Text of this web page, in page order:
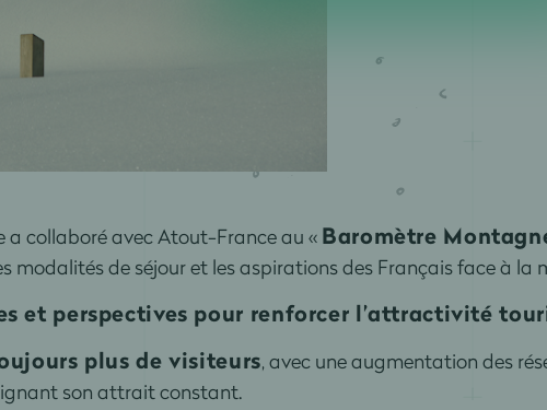
a collaboré avec Atout-France au « Baromètre
modalités de séjour et les aspirations des Français face à la
et perspectives pour renforcer l’attractivité
plus de visiteurs, avec une augmentation des
son attrait constant.